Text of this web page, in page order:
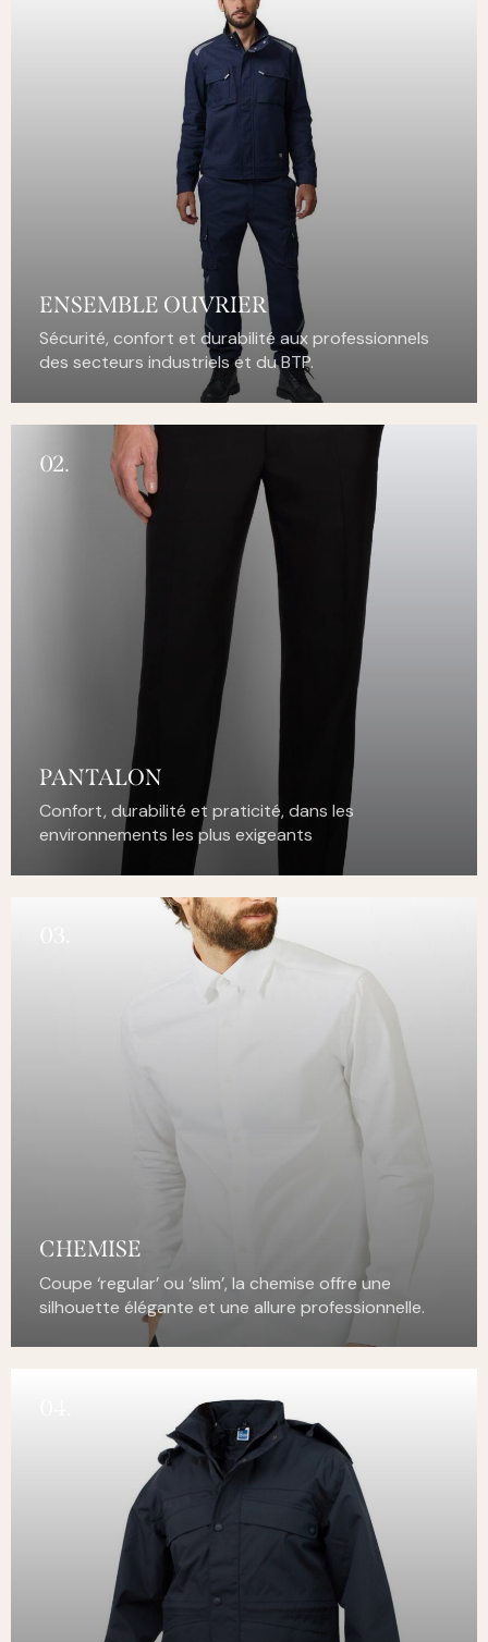
ENSEMBLE OUVRIER
Sécurité, confort et durabilité aux professionnels
des secteurs industriels et du BTP.
02.
PANTALON
Confort, durabilité et praticité, dans les
environnements les plus exigeants
Coupe ‘regular’ ou ‘slim’, la chemise offre une
silhouette élégante et une allure professionnelle.